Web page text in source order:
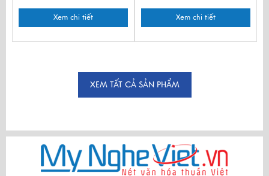
Xem chi tiết Xem chi tiết
XEM TẤT CẢ SẢN PHẨM